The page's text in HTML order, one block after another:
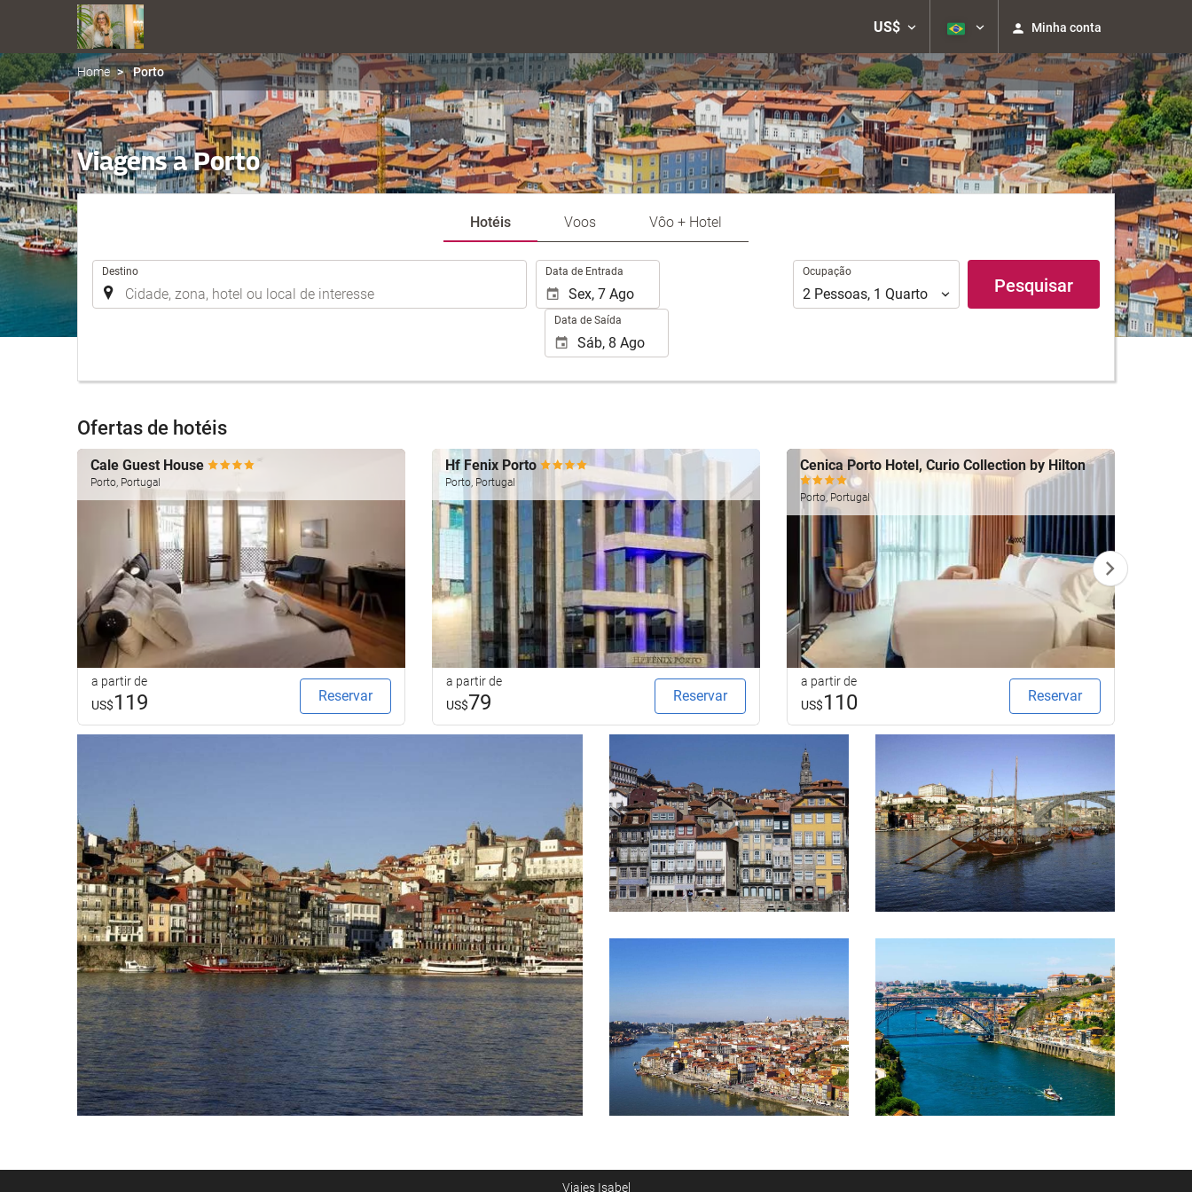
US$ Minha conta
Home Porto
Viagens a Porto
Hotéis Voos Vôo + Hotel
Destino Data de Entrada
Data de Saída
Ocupação
Ocupação
2 Pessoas, 1 Quarto Pesquisar
Ofertas de hotéis
Cale Guest House
Porto, Portugal
a partir de
US$119 Reservar
Hf Fenix Porto
Porto, Portugal
a partir de
US$79 Reservar
Cenica Porto Hotel, Curio Collection by Hilton
Porto, Portugal
a partir de
US$110 Reservar
Viajes Isabel